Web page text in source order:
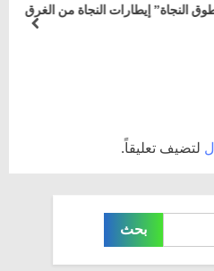
النجاة” إيطارات النجاة من الغرق
prev
لتضيف تعليقاً.